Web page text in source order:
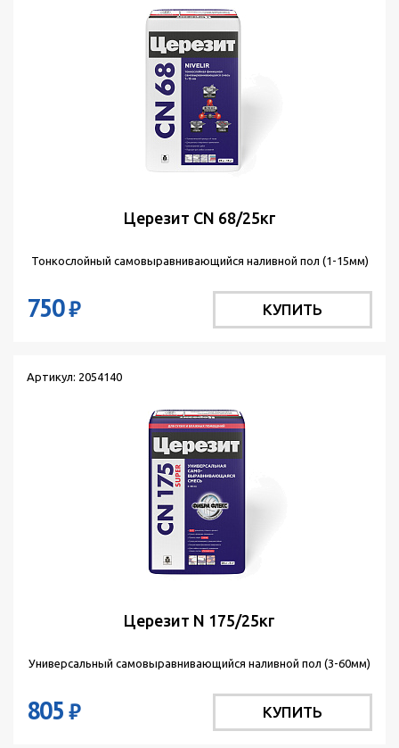
Церезит СN 68/25кг
Тонкослойный самовыравнивающийся наливной пол (1-15мм)
750₽ КУПИТЬ
Артикул: 2054140
Церезит N 175/25кг
Универсальный самовыравнивающийся наливной пол (3-60мм)
805₽ КУПИТЬ